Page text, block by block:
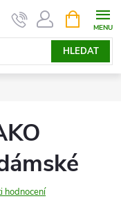
HLEDAT
NÁKUPNÍ
KOŠÍK
hodnocení